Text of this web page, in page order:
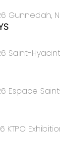
Gunnedah,
Saint-
Espace
KTPO